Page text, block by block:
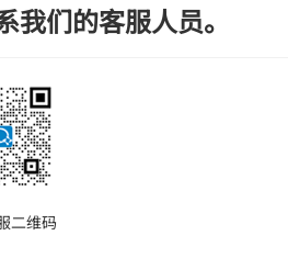
们的客服人员。
二维码